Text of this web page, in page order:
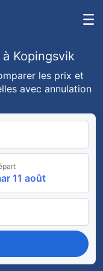
Kopingsvik
les prix et
avec annulation
11 août